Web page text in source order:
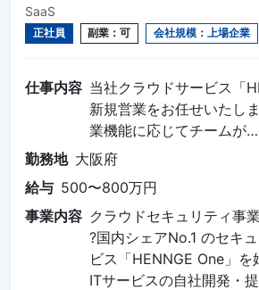
SaaS
正社員 副業：可 会社規模：上場企業
仕事内容 当社クラウドサービス「
新規営業をお任せいたし
業機能に応じてチームが…
勤務地 大阪府
給与 500〜800万円
事業内容 クラウドセキュリティ事
?国内シェアNo.1 のセキ
ビス「HENNGE One」
ITサービスの自社開発・